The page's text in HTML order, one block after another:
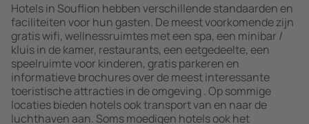
Hotels in Souflion hebben verschillende standaarden en
faciliteiten voor hun gasten. De meest voorkomende zijn
gratis wifi, wellnessruimtes met een spa, een minibar /
kluis in de kamer, restaurants, een eetgedeelte, een
speelruimte voor kinderen, gratis parkeren en
informatieve brochures over de meest interessante
toeristische attracties in de omgeving . Op sommige
locaties bieden hotels ook transport van en naar de
luchthaven aan. Soms moedigen hotels ook het